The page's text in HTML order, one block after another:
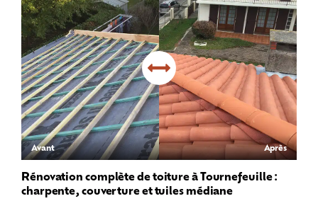
Avant Après
Rénovation complète de toiture à Tournefeuille :
charpente, couverture et tuiles médiane